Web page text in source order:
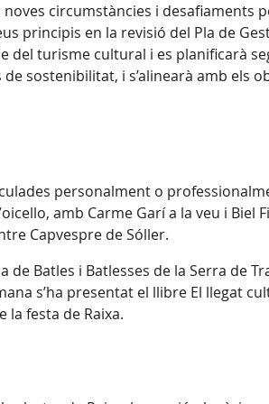
circumstàncies i
principis en la revisió del Pla de
turisme cultural i es planificarà
sostenibilitat, i s’alinearà amb els
personalment o
amb Carme Garí a la veu i Biel
Capvespre de Sóller.
Batles i Batlesses de la Serra de
s’ha presentat el llibre El llegat
la festa de Raixa.